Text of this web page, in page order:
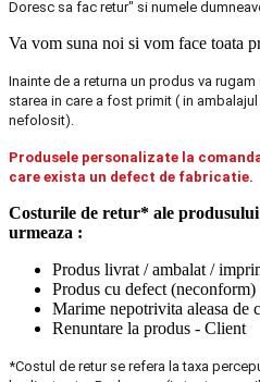
Doresc sa fac retur" si numele
Va vom suna noi si vom face toata
Inainte de a returna un produs va
starea in care a fost primit ( in
nefolosit).
Produsele personalizate la
care exista un defect de fabricatie.
Costurile de retur* ale
urmeaza :
Produs livrat / ambalat /
Produs cu defect
Marime nepotrivita aleasa de
Renuntare la produs - Client
*Costul de retur se refera la taxa